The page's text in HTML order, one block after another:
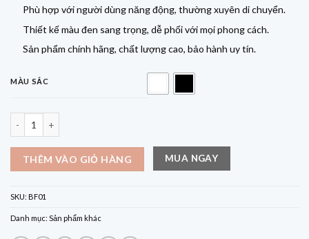
399,000₫.là:
Phù hợp với người dùng năng động, thường xuyên di chuyển.
Thiết kế màu đen sang trọng, dễ phối với mọi phong cách.
Sản phẩm chính hãng, chất lượng cao, bảo hành uy tín.
MÀU SẮC
THÊM VÀO GIỎ HÀNG MUA NGAY
SKU: BF01
Danh mục: Sản phẩm khác